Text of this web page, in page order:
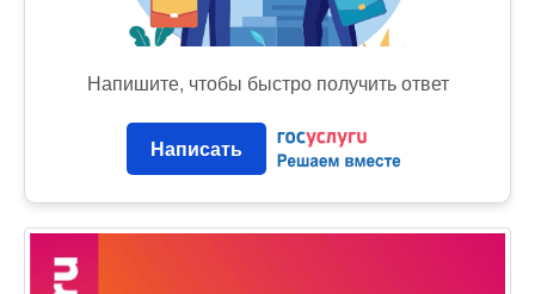
Напишите, чтобы быстро получить ответ
Написать